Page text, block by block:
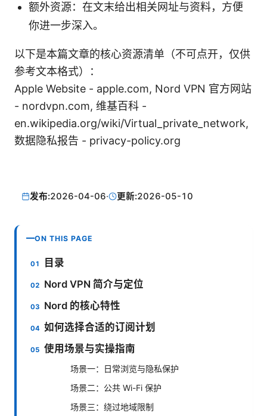
额外资源：在文末给出相关网址与资料，方便
你进一步深入。
以下是本篇文章的核心资源清单（不可点开，仅供
参考文本格式）：
Apple Website - apple.com, Nord VPN 官方网站
- nordvpn.com, 维基百科 -
en.wikipedia.org/wiki/Virtual_private_network,
数据隐私报告 - privacy-policy.org
发布:2026-04-06· 更新:2026-05-10
ON THIS PAGE
目录
Nord VPN 简介与定位
Nord 的核心特性
如何选择合适的订阅计划
使用场景与实操指南
场景一：日常浏览与隐私保护
场景二：公共 Wi-Fi 保护
场景三：绕过地域限制